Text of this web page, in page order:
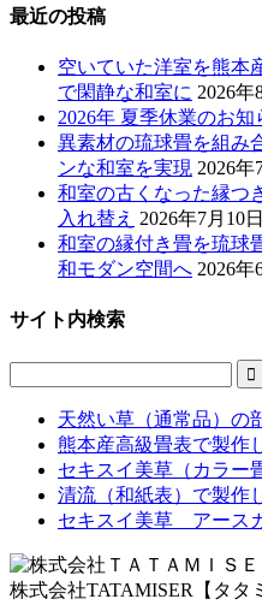
最近の投稿
空いていた洋室を熊本
で閑静な和室に 2026年
2026年 夏季休業のお知
異素材の琉球畳を組み
ンな和室を実現 2026年
和室の古くなった縁つ
入れ替え 2026年7月10日
和室の縁付き畳を琉球
和モダン空間へ 2026年
サイト内検索

天然い草（通常品）の
熊本産高級畳表で製作
セキスイ美草（カラー
清流（和紙表）で製作
セキスイ美草 アース
株式会社TATAMISER【タタ